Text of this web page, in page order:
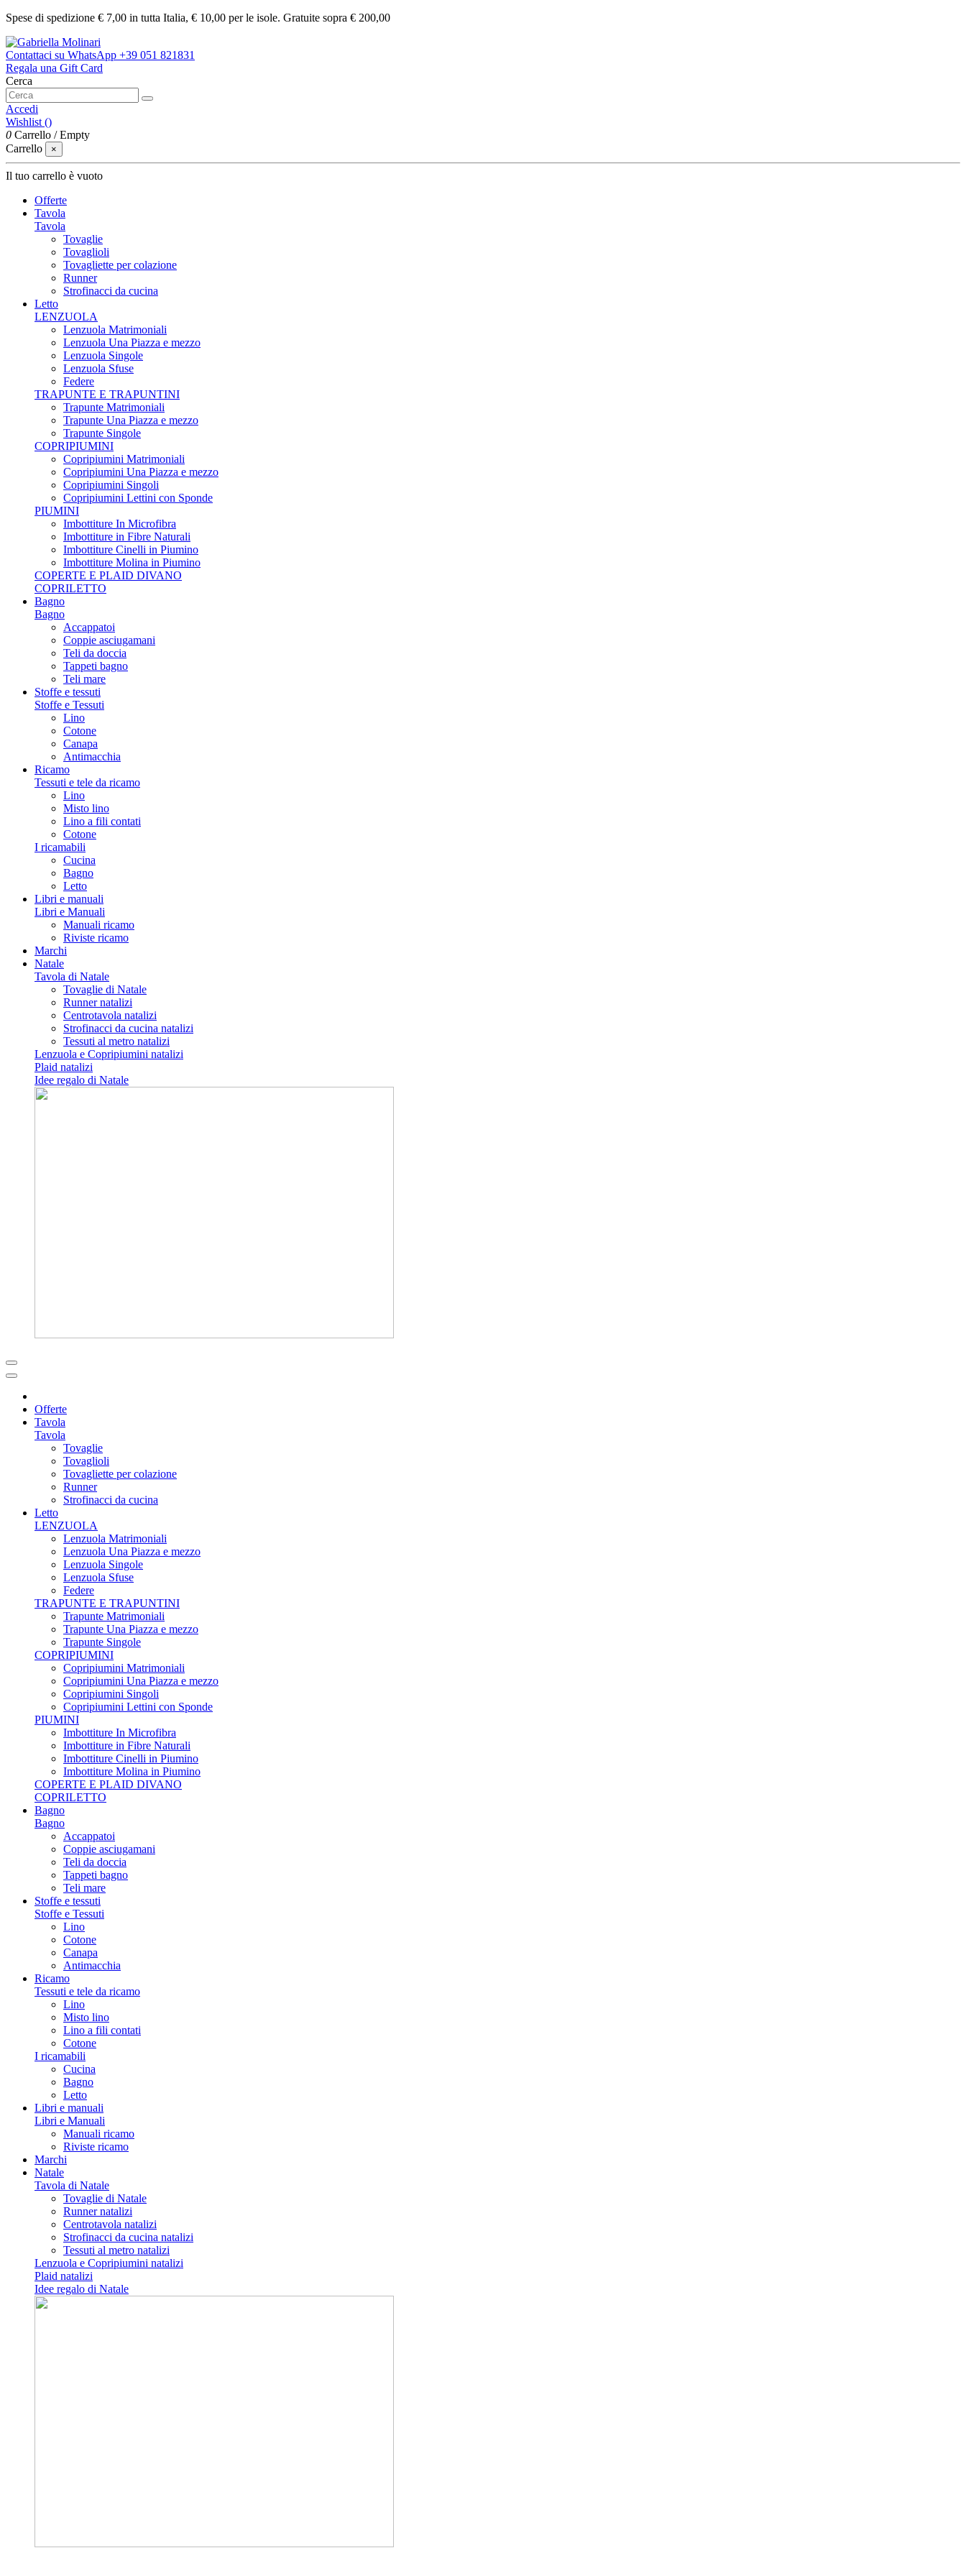
Spese di spedizione € 7,00 in tutta Italia, € 10,00 per le isole. Gratuite sopra € 200,00
Contattaci su WhatsApp +39 051 821831
Regala una Gift Card
Cerca
Accedi
Wishlist ()
0 Carrello /Empty
Carrello
×
Il tuo carrello è vuoto
Offerte
Tavola
Tavola
Tovaglie
Tovaglioli
Tovagliette per colazione
Runner
Strofinacci da cucina
Letto
LENZUOLA
Lenzuola Matrimoniali
Lenzuola Una Piazza e mezzo
Lenzuola Singole
Lenzuola Sfuse
Federe
TRAPUNTE E TRAPUNTINI
Trapunte Matrimoniali
Trapunte Una Piazza e mezzo
Trapunte Singole
COPRIPIUMINI
Copripiumini Matrimoniali
Copripiumini Una Piazza e mezzo
Copripiumini Singoli
Copripiumini Lettini con Sponde
PIUMINI
Imbottiture In Microfibra
Imbottiture in Fibre Naturali
Imbottiture Cinelli in Piumino
Imbottiture Molina in Piumino
COPERTE E PLAID DIVANO
COPRILETTO
Bagno
Bagno
Accappatoi
Coppie asciugamani
Teli da doccia
Tappeti bagno
Teli mare
Stoffe e tessuti
Stoffe e Tessuti
Lino
Cotone
Canapa
Antimacchia
Ricamo
Tessuti e tele da ricamo
Lino
Misto lino
Lino a fili contati
Cotone
I ricamabili
Cucina
Bagno
Letto
Libri e manuali
Libri e Manuali
Manuali ricamo
Riviste ricamo
Marchi
Natale
Tavola di Natale
Tovaglie di Natale
Runner natalizi
Centrotavola natalizi
Strofinacci da cucina natalizi
Tessuti al metro natalizi
Lenzuola e Copripiumini natalizi
Plaid natalizi
Idee regalo di Natale
Offerte
Tavola
Tavola
Tovaglie
Tovaglioli
Tovagliette per colazione
Runner
Strofinacci da cucina
Letto
LENZUOLA
Lenzuola Matrimoniali
Lenzuola Una Piazza e mezzo
Lenzuola Singole
Lenzuola Sfuse
Federe
TRAPUNTE E TRAPUNTINI
Trapunte Matrimoniali
Trapunte Una Piazza e mezzo
Trapunte Singole
COPRIPIUMINI
Copripiumini Matrimoniali
Copripiumini Una Piazza e mezzo
Copripiumini Singoli
Copripiumini Lettini con Sponde
PIUMINI
Imbottiture In Microfibra
Imbottiture in Fibre Naturali
Imbottiture Cinelli in Piumino
Imbottiture Molina in Piumino
COPERTE E PLAID DIVANO
COPRILETTO
Bagno
Bagno
Accappatoi
Coppie asciugamani
Teli da doccia
Tappeti bagno
Teli mare
Stoffe e tessuti
Stoffe e Tessuti
Lino
Cotone
Canapa
Antimacchia
Ricamo
Tessuti e tele da ricamo
Lino
Misto lino
Lino a fili contati
Cotone
I ricamabili
Cucina
Bagno
Letto
Libri e manuali
Libri e Manuali
Manuali ricamo
Riviste ricamo
Marchi
Natale
Tavola di Natale
Tovaglie di Natale
Runner natalizi
Centrotavola natalizi
Strofinacci da cucina natalizi
Tessuti al metro natalizi
Lenzuola e Copripiumini natalizi
Plaid natalizi
Idee regalo di Natale